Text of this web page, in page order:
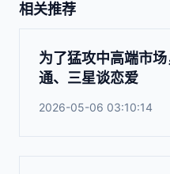
相关推荐
为了猛攻中高端市
通、三星谈恋爱
2026-05-06 03:10:14